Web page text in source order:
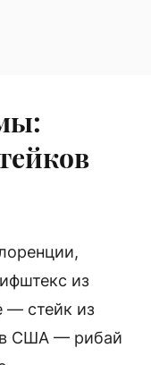
из
— стейк из
в США — рибай